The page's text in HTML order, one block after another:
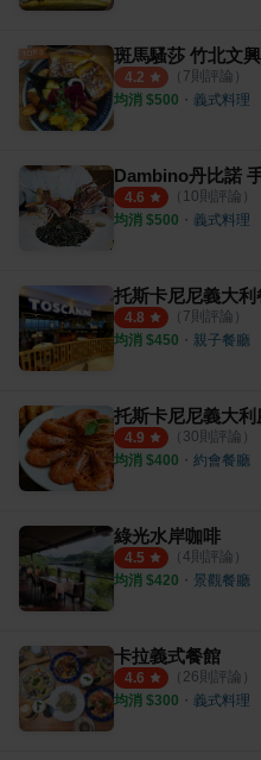
斑馬騷莎 竹北文
4.2 （ 7則評論）
均消 $500 ・ 義式料理
4.6 （ 10則評論）
均消 $500 ・ 義式料理
托斯卡尼尼義大
4.8 （ 7則評論）
均消 $450 ・ 親子餐廳
托斯卡尼尼義大
4.9 （ 30則評論）
均消 $400 ・ 約會餐廳
綠光水岸咖啡
4.5 （ 4則評論）
均消 $420 ・ 景觀餐廳
卡拉義式餐館
4.6 （ 26則評論）
均消 $300 ・ 義式料理